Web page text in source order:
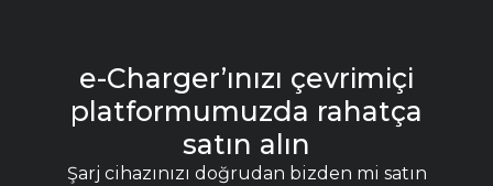
e-Charger’ınızı çevrimiçi
platformumuzda rahatça
satın alın
Şarj cihazınızı doğrudan bizden mi satın